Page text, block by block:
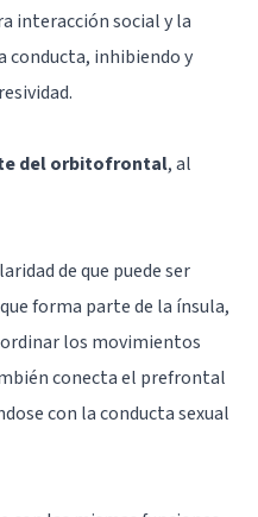
interacción social y la
conducta, inhibiendo y
del orbitofrontal, al
de que puede ser
forma parte de la ínsula,
los movimientos
conecta el prefrontal
con la conducta sexual